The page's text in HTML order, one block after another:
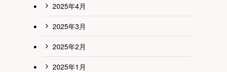
2025年4月
2025年3月
2025年2月
2025年1月